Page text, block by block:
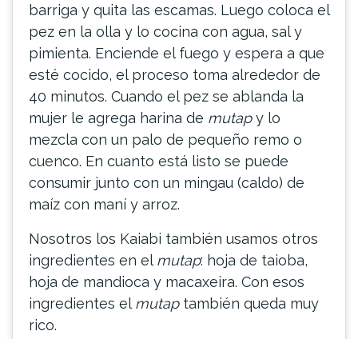
barriga y quita las escamas. Luego coloca el
pez en la olla y lo cocina con agua, sal y
pimienta. Enciende el fuego y espera a que
esté cocido, el proceso toma alrededor de
40 minutos. Cuando el pez se ablanda la
mujer le agrega harina de mutapy lo
mezcla con un palo de pequeño remo o
cuenco. En cuanto está listo se puede
consumir junto con un mingau (caldo) de
maíz con maní y arroz.
Nosotros los Kaiabi también usamos otros
ingredientes en el mutap: hoja de taioba,
hoja de mandioca y macaxeira. Con esos
ingredientes el mutaptambién queda muy
rico.